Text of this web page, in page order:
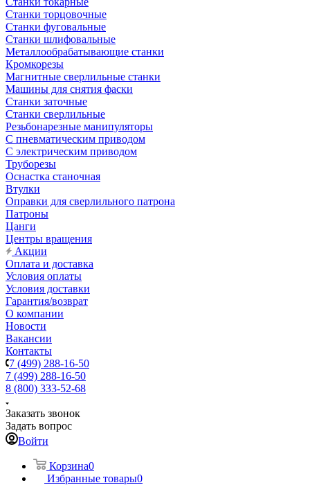
Станки торцовочные
Станки фуговальные
Станки шлифовальные
Металлообрабатывающие станки
Кромкорезы
Магнитные сверлильные станки
Машины для снятия фаски
Станки заточные
Станки сверлильные
Резьбонарезные манипуляторы
С пневматическим приводом
С электрическим приводом
Труборезы
Оснастка станочная
Втулки
Оправки для сверлильного патрона
Патроны
Цанги
Центры вращения
Акции
Оплата и доставка
Условия оплаты
Условия доставки
Гарантия/возврат
О компании
Новости
Вакансии
Контакты
7 (499) 288-16-50
7 (499) 288-16-50
8 (800) 333-52-68
Заказать звонок
Задать вопрос
Войти
Корзина0
Избранные товары0